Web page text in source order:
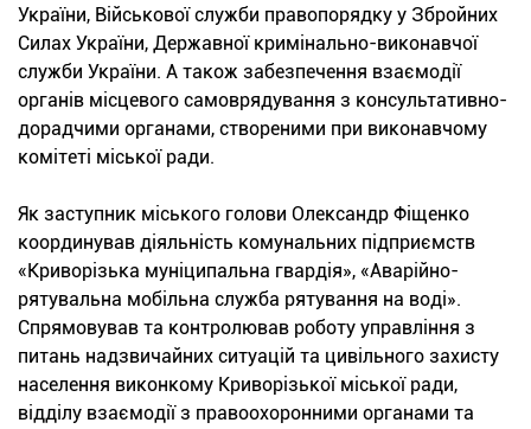
України, Військової служби правопорядку у Збройних
Силах України, Державної кримінально-виконавчої
служби України. А також забезпечення взаємодії
органів місцевого самоврядування з консультативно-
дорадчими органами, створеними при виконавчому
комітеті міської ради.
Як заступник міського голови Олександр Фіщенко
координував діяльність комунальних підприємств
«Криворізька муніципальна гвардія», «Аварійно-
рятувальна мобільна служба рятування на воді».
Спрямовував та контролював роботу управління з
питань надзвичайних ситуацій та цивільного захисту
населення виконкому Криворізької міської ради,
відділу взаємодії з правоохоронними органами та